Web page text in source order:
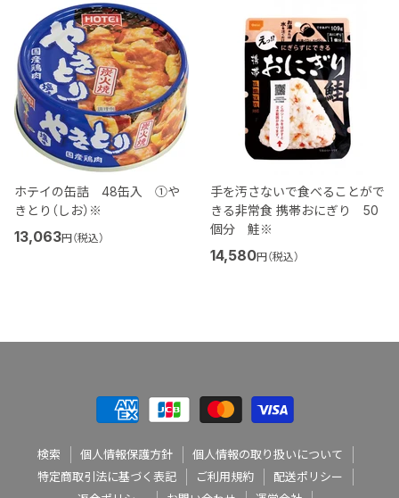
ホテイの缶詰 48缶入 ①や
きとり（しお）※
13,063円（税込）
手を汚さないで食べることがで
きる非常食 携帯おにぎり 50
個分 鮭※
14,580円（税込）
検索 個人情報保護方針
個人情報の取り扱いについて
特定商取引法に基づく表記
ご利用規約
配送ポリシー